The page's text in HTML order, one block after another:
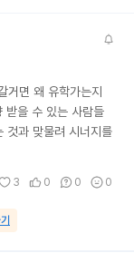
거면 왜 유학가는지
받을 수 있는 사람들
것과 맞물려 시너지를
3 0 0 0